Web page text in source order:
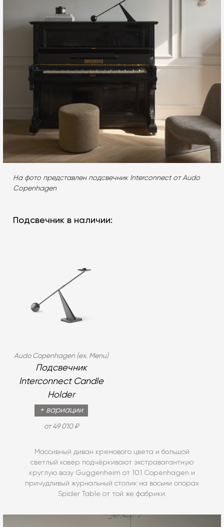
На фото представлен подсвечник Interconnect от Audo
Copenhagen
Подсвечник в наличии:
Audo Copenhagen (ex. Menu)
Подсвечник
Interconnect Candle
Holder
+ вариации
от 49 010 ₽
Массивный диван кремового цвета и большой
светлый ковёр подчёркивают экстравагантную
круглую вазу Guggenheim от 101 Copenhagen и
причудливый журнальный столик на восьми опорах
Spider Table от той же фабрики.